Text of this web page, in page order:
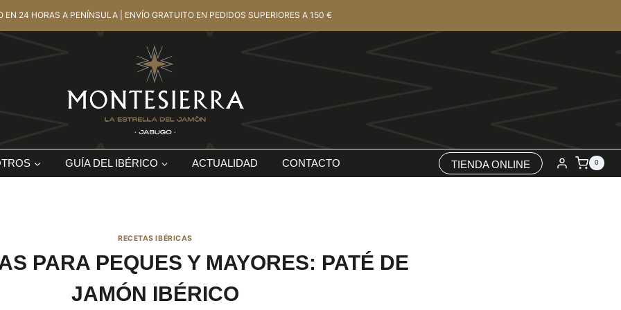
EN 24 HORAS A PENÍNSULA | ENVÍO GRATUITO EN PEDIDOS SUPERIORES A 150 €
GUÍA DEL IBÉRICO ACTUALIDAD CONTACTO TIENDA ONLINE 0
RECETAS IBÉRICAS
PARA PEQUES Y MAYORES: PATÉ DE
JAMÓN IBÉRICO